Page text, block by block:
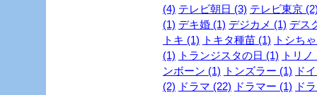
(4) テレビ朝日 (3) テレビ東京
(1) デキ婚 (1) デジカメ (1) デス
トキ (1) トキタ種苗 (1) トシち
(1) トランジスタの日 (1) トリノ
ンボーン (1) トンズラー (1) ド
(2) ドラマ (22) ドラマー (1) ド